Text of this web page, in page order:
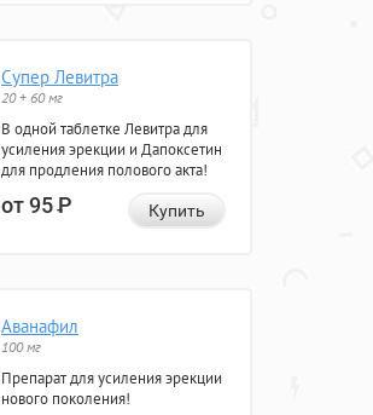
Супер Левитра
20 + 60 мг
В одной таблетке Левитра для
усиления эрекции и Дапоксетин
для продления полового акта!
от 95Р Купить
Аванафил
100 мг
Препарат для усиления эрекции
нового поколения!